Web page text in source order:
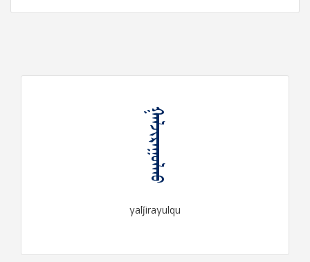
ᠭᠠᠯᠵᠢᠷᠠᠭᠤᠯᠬᠤ
γalǰiraγulqu